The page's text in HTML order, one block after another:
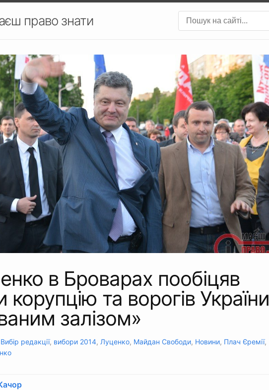
право знати
в Броварах пообіцяв
та ворогів України
залізом»
Вибір редакції, вибори 2014, Луценко, Майдан Свободи, Новини, Плач Єремії,